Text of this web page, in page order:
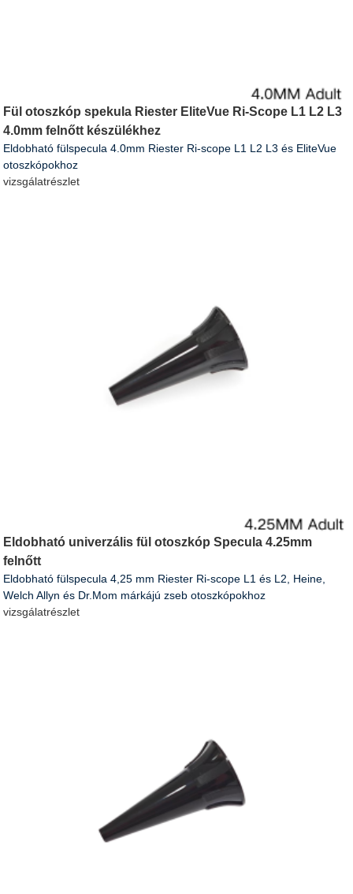
Fül otoszkóp spekula Riester EliteVue Ri-Scope L1 L2 L3
4.0mm felnőtt készülékhez
Eldobható fülspecula 4.0mm Riester Ri-scope L1 L2 L3 és EliteVue
otoszkópokhoz
vizsgálatrészlet
Eldobható univerzális fül otoszkóp Specula 4.25mm
felnőtt
Eldobható fülspecula 4,25 mm Riester Ri-scope L1 és L2, Heine,
Welch Allyn és Dr.Mom márkájú zseb otoszkópokhoz
vizsgálatrészlet